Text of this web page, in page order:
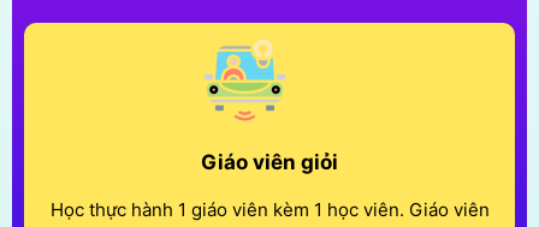
Giáo viên giỏi
Học thực hành 1 giáo viên kèm 1 học viên. Giáo viên